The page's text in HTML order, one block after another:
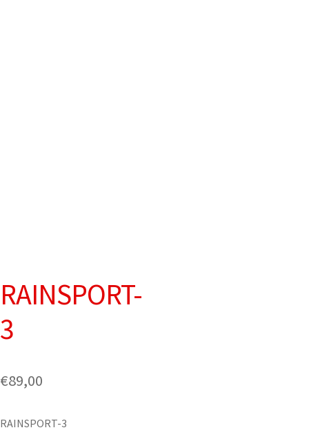
RAINSPORT-
3
€89,00
RAINSPORT-3